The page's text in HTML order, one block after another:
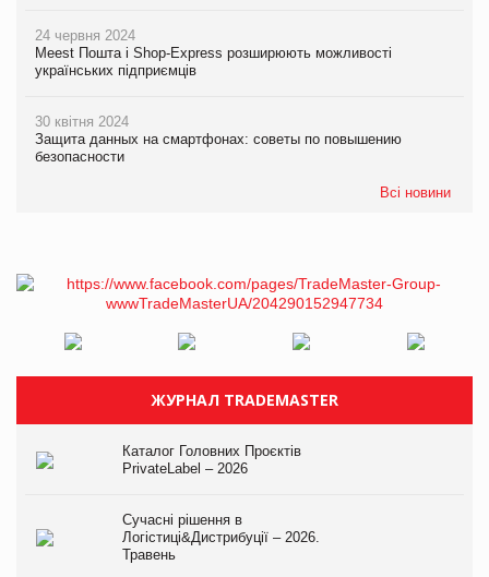
24 червня 2024
Meest Пошта і Shop-Express розширюють можливості
українських підприємців
30 квітня 2024
Защита данных на смартфонах: советы по повышению
безопасности
Всі новини
ЖУРНАЛ TRADEMASTER
Каталог Головних Проєктів
PrivateLabel – 2026
Сучасні рішення в
Логістиці&Дистрибуції – 2026.
Травень